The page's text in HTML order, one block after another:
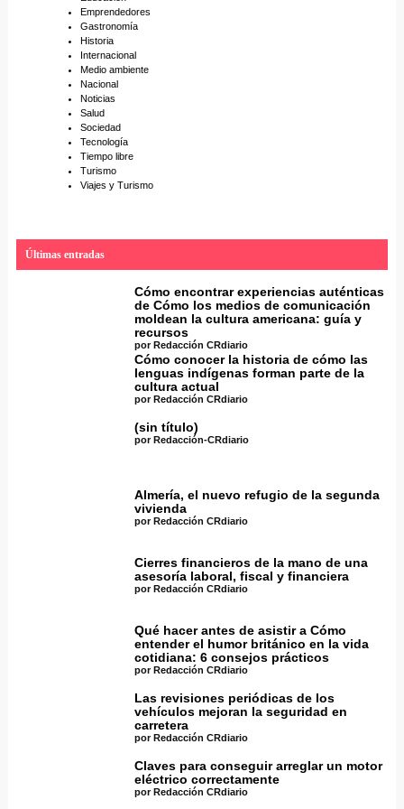
Emprendedores
Gastronomía
Historia
Internacional
Medio ambiente
Nacional
Noticias
Salud
Sociedad
Tecnología
Tiempo libre
Turismo
Viajes y Turismo
Últimas entradas
Cómo encontrar experiencias auténticas
de Cómo los medios de comunicación
moldean la cultura americana: guía y
recursos
por Redacción CRdiario
Cómo conocer la historia de cómo las
lenguas indígenas forman parte de la
cultura actual
por Redacción CRdiario
(sin título)
por Redacción-CRdiario
Almería, el nuevo refugio de la segunda
vivienda
por Redacción CRdiario
Cierres financieros de la mano de una
asesoría laboral, fiscal y financiera
por Redacción CRdiario
Qué hacer antes de asistir a Cómo
entender el humor británico en la vida
cotidiana: 6 consejos prácticos
por Redacción CRdiario
Las revisiones periódicas de los
vehículos mejoran la seguridad en
carretera
por Redacción CRdiario
Claves para conseguir arreglar un motor
eléctrico correctamente
por Redacción CRdiario